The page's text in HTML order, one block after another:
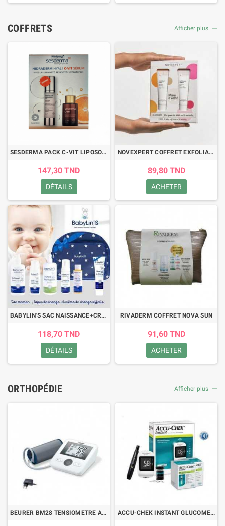
COFFRETS Afficher plus trending_flat
SESDERMA PACK C-VIT LIPOSOMAL SERUM+HIDRADERM HYDAL
147,30 TND
DÉTAILS
NOVEXPERT COFFRET EXFOLIANT EXPERT+MASQUE REPULP
89,80 TND
ACHETER
BABYLIN'S SAC NAISSANCE+CREME DE CHANGE 75G OFFERTE
118,70 TND
DÉTAILS
RIVADERM COFFRET NOVA SUN
91,60 TND
ACHETER
ORTHOPÉDIE Afficher plus trending_flat
BEURER BM28 TENSIOMETRE A BRASSARD + CHARGEUR ACCU-CHEK INSTANT GLUCOMETRE